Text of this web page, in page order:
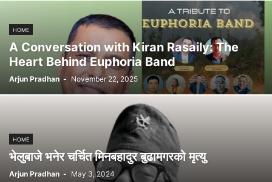
HOME
A Conversation with Kiran Rasaily: The
Heart Behind Euphoria Band
Arjun Pradhan - November 22, 2025
HOME
भेलुबाजे भनेर चर्चित मिनबहादुर बुढामगरको मृत्यु
Arjun Pradhan - May 3, 2024